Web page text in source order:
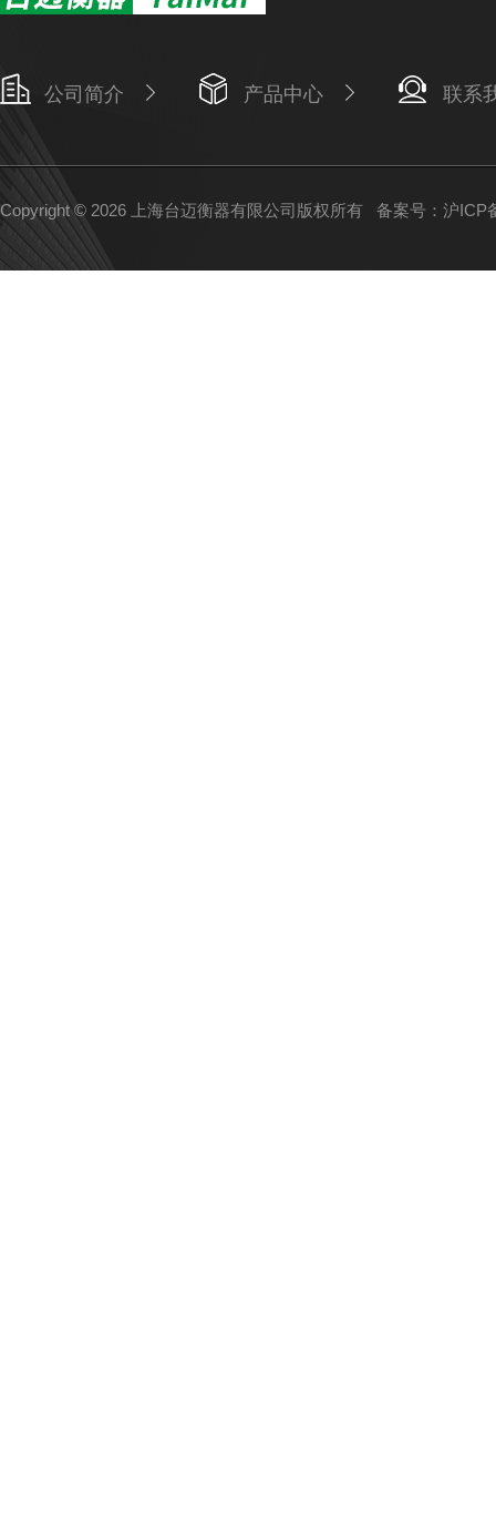
公司简介 产品中心 联系
Copyright © 2026 上海台迈衡器有限公司版权所有 备案号：沪ICP